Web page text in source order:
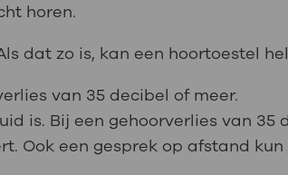
horen.
dat zo is, kan een hoortoestel
van 35 decibel of meer.
is. Bij een gehoorverlies van 35
Ook een gesprek op afstand